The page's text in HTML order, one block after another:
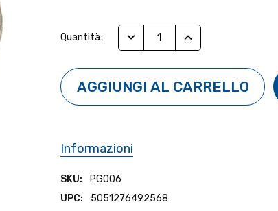
Attuale:
Quantità: RIDUCI QUANTITÀ:AUMENTA QUANTITÀ:
Informazioni
SKU:
PG006
UPC:
5051276492568